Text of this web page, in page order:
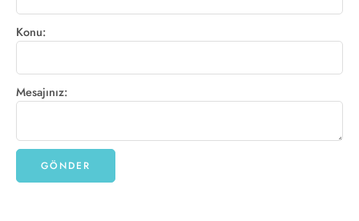
Konu:
Mesajınız: